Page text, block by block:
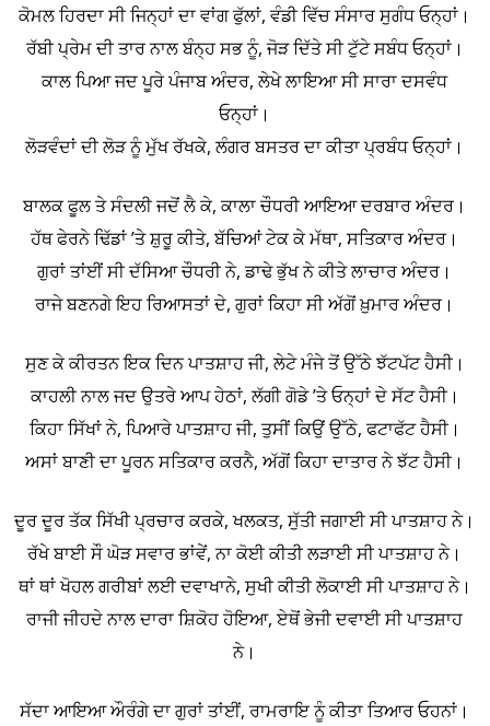
ਕੋਮਲ ਹਿਰਦਾ ਸੀ ਜਿਨ੍ਹਾਂ ਦਾ ਵਾਂਗ ਫੁੱਲਾਂ, ਵੰਡੀ ਵਿੱਚ ਸੰਸਾਰ ਸੁਗੰਧ ਓਨ੍ਹਾਂ।
ਰੱਬੀ ਪ੍ਰੇਮ ਦੀ ਤਾਰ ਨਾਲ ਬੰਨ੍ਹ ਸਭ ਨੂੰ, ਜੋੜ ਦਿੱਤੇ ਸੀ ਟੁੱਟੇ ਸਬੰਧ ਓਨ੍ਹਾਂ।
ਕਾਲ ਪਿਆ ਜਦ ਪੂਰੇ ਪੰਜਾਬ ਅੰਦਰ, ਲੇਖੇ ਲਾਇਆ ਸੀ ਸਾਰਾ ਦਸਵੰਧ
ਓਨ੍ਹਾਂ।
ਲੋੜਵੰਦਾਂ ਦੀ ਲੋੜ ਨੂੰ ਮੁੱਖ ਰੱਖਕੇ, ਲੰਗਰ ਬਸਤਰ ਦਾ ਕੀਤਾ ਪ੍ਰਬੰਧ ਓਨ੍ਹਾਂ।
ਬਾਲਕ ਫੂਲ ਤੇ ਸੰਦਲੀ ਜਦੋਂ ਲੈ ਕੇ, ਕਾਲਾ ਚੌਧਰੀ ਆਇਆ ਦਰਬਾਰ ਅੰਦਰ।
ਹੱਥ ਫੇਰਨੇ ਢਿੱਡਾਂ ’ਤੇ ਸ਼ੁਰੂ ਕੀਤੇ, ਬੱਚਿਆਂ ਟੇਕ ਕੇ ਮੱਥਾ, ਸਤਿਕਾਰ ਅੰਦਰ।
ਗੁਰਾਂ ਤਾਂਈਂ ਸੀ ਦੱਸਿਆ ਚੌਧਰੀ ਨੇ, ਡਾਢੇ ਭੁੱਖ ਨੇ ਕੀਤੇ ਲਾਚਾਰ ਅੰਦਰ।
ਰਾਜੇ ਬਣਨਗੇ ਇਹ ਰਿਆਸਤਾਂ ਦੇ, ਗੁਰਾਂ ਕਿਹਾ ਸੀ ਅੱਗੋਂ ਖ਼ੁਮਾਰ ਅੰਦਰ।
ਸੁਣ ਕੇ ਕੀਰਤਨ ਇਕ ਦਿਨ ਪਾਤਸ਼ਾਹ ਜੀ, ਲੇਟੇ ਮੰਜੇ ਤੋਂ ਉੱਠੇ ਝੱਟਪੱਟ ਹੈਸੀ।
ਕਾਹਲੀ ਨਾਲ ਜਦ ਉਤਰੇ ਆਪ ਹੇਠਾਂ, ਲੱਗੀ ਗੋਡੇ ’ਤੇ ਓਨ੍ਹਾਂ ਦੇ ਸੱਟ ਹੈਸੀ।
ਕਿਹਾ ਸਿੱਖਾਂ ਨੇ, ਪਿਆਰੇ ਪਾਤਸ਼ਾਹ ਜੀ, ਤੁਸੀਂ ਕਿਉਂ ਉੱਠੇ, ਫਟਾਫੱਟ ਹੈਸੀ।
ਅਸਾਂ ਬਾਣੀ ਦਾ ਪੂਰਨ ਸਤਿਕਾਰ ਕਰਨੈ, ਅੱਗੋਂ ਕਿਹਾ ਦਾਤਾਰ ਨੇ ਝੱਟ ਹੈਸੀ।
ਦੂਰ ਦੂਰ ਤੱਕ ਸਿੱਖੀ ਪ੍ਰਚਾਰ ਕਰਕੇ, ਖਲਕਤ, ਸੁੱਤੀ ਜਗਾਈ ਸੀ ਪਾਤਸ਼ਾਹ ਨੇ।
ਰੱਖੇ ਬਾਈ ਸੌ ਘੋੜ ਸਵਾਰ ਭਾਂਵੇਂ, ਨਾ ਕੋਈ ਕੀਤੀ ਲੜਾਈ ਸੀ ਪਾਤਸ਼ਾਹ ਨੇ।
ਥਾਂ ਥਾਂ ਖੋਹਲ ਗਰੀਬਾਂ ਲਈ ਦਵਾਖਾਨੇ, ਸੁਖੀ ਕੀਤੀ ਲੋਕਾਈ ਸੀ ਪਾਤਸ਼ਾਹ ਨੇ।
ਰਾਜੀ ਜੀਹਦੇ ਨਾਲ ਦਾਰਾ ਸ਼ਿਕੋਹ ਹੋਇਆ, ਏਥੋਂ ਭੇਜੀ ਦਵਾਈ ਸੀ ਪਾਤਸ਼ਾਹ
ਨੇ।
ਸੱਦਾ ਆਇਆ ਔਰੰਗੇ ਦਾ ਗੁਰਾਂ ਤਾਂਈਂ, ਰਾਮਰਾਇ ਨੂੰ ਕੀਤਾ ਤਿਆਰ ਓਹਨਾਂ।